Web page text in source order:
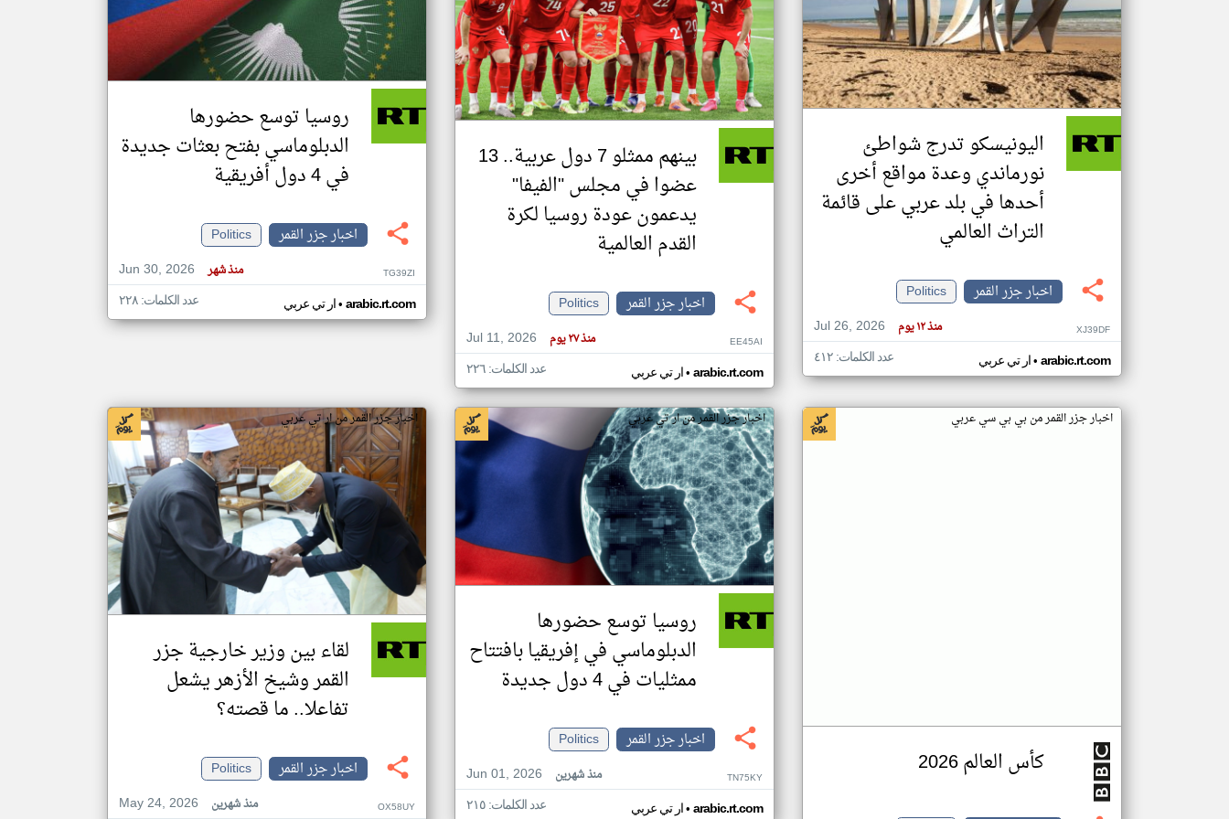
تغيير الدولة
اخبار جزر القمر على مدار الساعة
أهم اخبار جزر القمر العاجلة والمباشرة
اليونيسكو تدرج شواطئ
نورماندي وعدة مواقع أخرى
أحدها في بلد عربي على قائمة
التراث العالمي
اخبار جزر القمر
Politics
Jul 26, 2026
منذ ١٢ يوم XJ39DF
ار تي عربي• arabic.rt.com عدد الكلمات: ٤١٢
بينهم ممثلو 7 دول عربية.. 13
عضوا في مجلس "الفيفا"
يدعمون عودة روسيا لكرة
القدم العالمية
اخبار جزر القمر
Politics
Jul 11, 2026
منذ ٢٧ يوم EE45AI
ار تي عربي• arabic.rt.com عدد الكلمات: ٢٢٦
روسيا توسع حضورها
الدبلوماسي بفتح بعثات جديدة
في 4 دول أفريقية
اخبار جزر القمر
Politics
Jun 30, 2026
منذ شهر TG39ZI
ار تي عربي• arabic.rt.com عدد الكلمات: ٢٢٨
اخبار جزر القمر من بي بي سي عربي
كأس العالم 2026
اخبار جزر القمر من ار تي عربي
روسيا توسع حضورها
الدبلوماسي في إفريقيا بافتتاح
ممثليات في 4 دول جديدة
اخبار جزر القمر
Politics
Jun 01, 2026
منذ شهرين TN75KY
ار تي عربي• arabic.rt.com عدد الكلمات: ٢١٥
اخبار جزر القمر من ار تي عربي
لقاء بين وزير خارجية جزر
القمر وشيخ الأزهر يشعل
تفاعلا.. ما قصته؟
اخبار جزر القمر
Politics
May 24, 2026
منذ شهرين OX58UY
klyoum.com